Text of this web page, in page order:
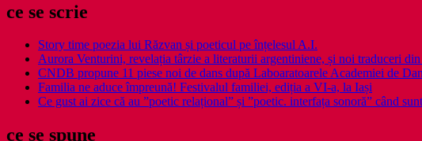
ce se scrie
Story time poezia lui Răzvan și poeticul pe înțelesul A.I.
Aurora Venturini, revelația târzie a literaturii argentiniene, și noi traduceri
CNDB propune 11 piese noi de dans după Laboaratoarele Academiei de
Familia ne aduce împreună! Festivalul familiei, ediția a VI-a, la Iași
Ce gust ai zice că au ”poetic relațional” și ”poetic. interfața sonoră” când
ce se spune